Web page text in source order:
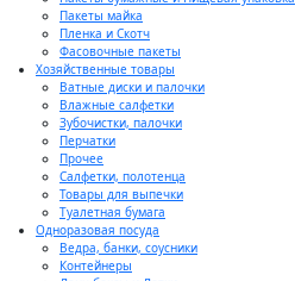
Пакеты майка
Пленка и Скотч
Фасовочные пакеты
Хозяйственные товары
Ватные диски и палочки
Влажные салфетки
Зубочистки, палочки
Перчатки
Прочее
Салфетки, полотенца
Товары для выпечки
Туалетная бумага
Одноразовая посуда
Ведра, банки, соусники
Контейнеры